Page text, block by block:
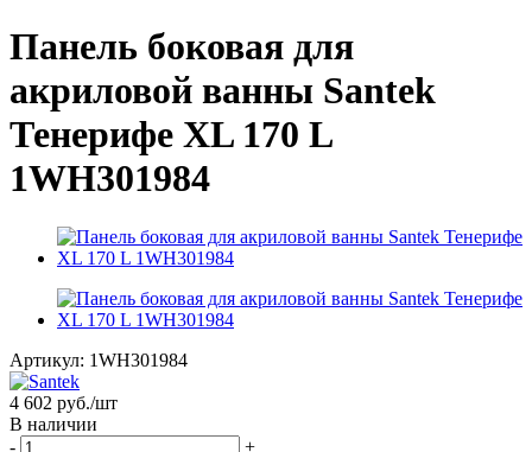
Панель боковая для
акриловой ванны Santek
Тенерифе XL 170 L
1WH301984
Артикул: 1WH301984
4 602 руб./шт
В наличии
-
+